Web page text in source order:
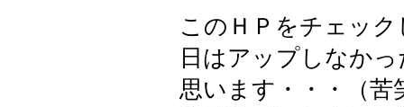
このＨＰをチェッ
日はアップしなか
思います・・・（